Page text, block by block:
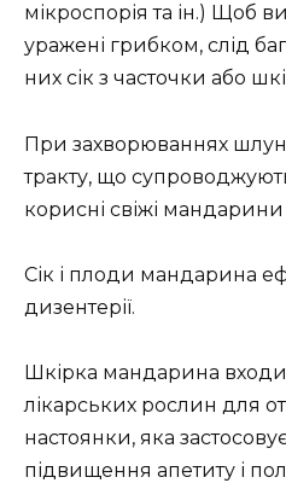
мікроспорія та ін.) Щоб
уражені грибком, слід
них сік з часточки або
При захворюваннях
тракту, що
корисні свіжі мандарини
Сік і плоди мандарина
дизентерії.
Шкірка мандарина
лікарських рослин для
настоянки, яка
підвищення апетиту і